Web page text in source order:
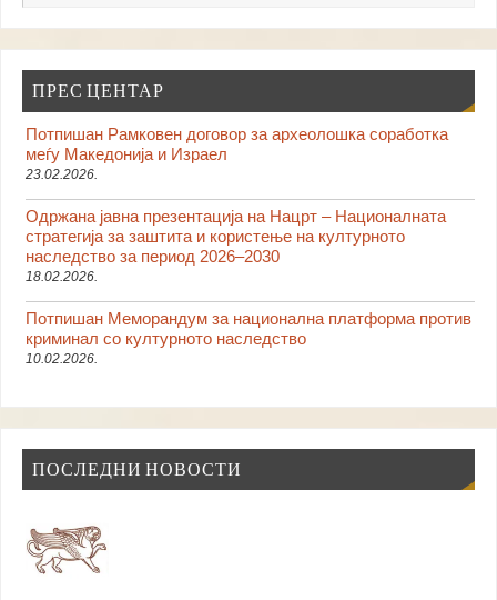
ПРЕС ЦЕНТАР
Потпишан Рамковен договор за археолошка соработка
меѓу Македонија и Израел
23.02.2026.
Одржана јавна презентација на Нацрт – Националната
стратегија за заштита и користење на културното
наследство за период 2026–2030
18.02.2026.
Потпишан Меморандум за национална платформа против
криминал со културното наследство
10.02.2026.
ПОСЛЕДНИ НОВОСТИ